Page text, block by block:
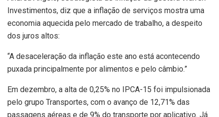
Investimentos, diz que a inflação de serviços mostra uma
economia aquecida pelo mercado de trabalho, a despeito
dos juros altos:
“A desaceleração da inflação este ano está acontecendo
puxada principalmente por alimentos e pelo câmbio.”
Em dezembro, a alta de 0,25% no IPCA-15 foi impulsionada
pelo grupo Transportes, com o avanço de 12,71% das
passagens aéreas e de 9% do transporte por aplicativo. Já